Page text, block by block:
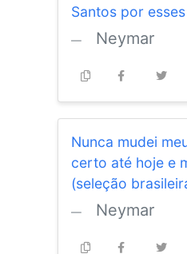
Santos por
Neymar
Nunca mudei
certo até hoje e
(seleção
Neymar